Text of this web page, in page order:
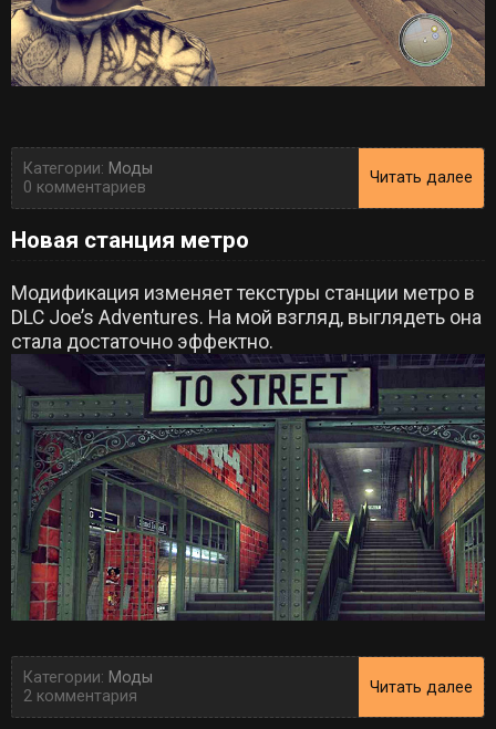
Категории: Моды
0 комментариев
Читать далее
Новая станция метро
Модификация изменяет текстуры станции метро в
DLC Joe’s Adventures. На мой взгляд, выглядеть она
стала достаточно эффектно.
Категории: Моды
2 комментария
Читать далее